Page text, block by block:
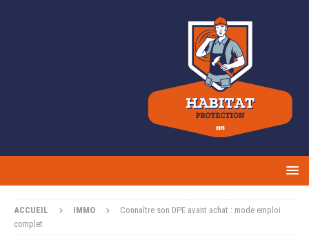
ACCUEIL IMMO
Connaître son DPE avant achat : mode emploi
complet